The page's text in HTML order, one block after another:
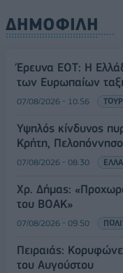
ΔΗΜΟΦΙΛΗ
Έρευνα ΕΟΤ: Η
των Ευρωπαίων
07/08/2026 - 10:56
Υψηλός κίνδυνος
Κρήτη,
07/08/2026 - 08:30
Χρ. Δήμας:
του ΒΟΑΚ»
07/08/2026 - 09:50
Πειραιάς:
του Αυγούστου